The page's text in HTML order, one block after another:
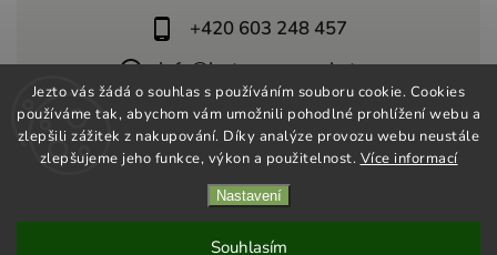
Jezto vás žádá o souhlas s používáním souboru cookie. Cookies
používáme tak, abychom vám umožnili pohodlné prohlížení webu a
zlepšili zážitek z nakupování. Díky analýze provozu webu neustále
zlepšujeme jeho funkce, výkon a použitelnost. Více informací
Nastavení
Souhlasím
+420 603 248 457
info@jeztosupermarket.cz
Shoptet| Design